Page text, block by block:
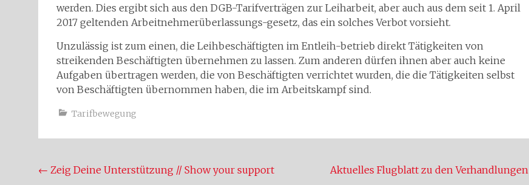
werden. Dies ergibt sich aus den DGB-Tarifverträgen zur Leiharbeit, aber auch aus dem seit 1. April
2017 geltenden Arbeitnehmerüberlassungs-gesetz, das ein solches Verbot vorsieht.
Unzulässig ist zum einen, die Leihbeschäftigten im Entleih-betrieb direkt Tätigkeiten von
streikenden Beschäftigten übernehmen zu lassen. Zum anderen dürfen ihnen aber auch keine
Aufgaben übertragen werden, die von Beschäftigten verrichtet wurden, die die Tätigkeiten selbst
von Beschäftigten übernommen haben, die im Arbeitskampf sind.
Tarifbewegung
Beitragsnavigation
← Zeig Deine Unterstützung // Show your support Aktuelles Flugblatt zu den Verhandlungen